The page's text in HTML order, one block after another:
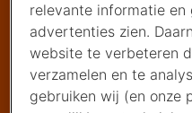
relevante informatie en
advertenties zien.
website te verbeteren
verzamelen en te
gebruiken wij (en onze